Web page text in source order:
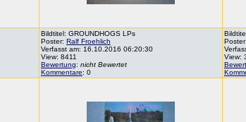
Bildtitel: GROUNDHOGS LPs
Poster: Ralf Froehlich
Verfasst am: 16.10.2016 06:20:30
View: 8411
Bewertung: nicht Bewertet
Kommentare: 0
Poster:
View: